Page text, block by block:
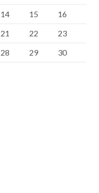
14 15
16
21 22
23
28 29
30